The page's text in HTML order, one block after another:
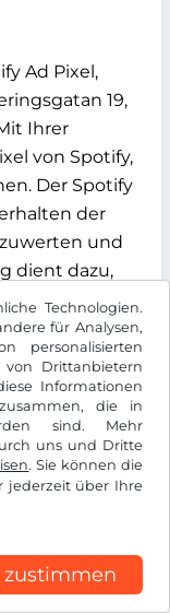
Technologien.
für Analysen,
personalisierten
Drittanbietern
Informationen
die in
sind. Mehr
uns und Dritte
. Sie können die
jederzeit über Ihre
zustimmen
Ad Pixel,
19,
Ihrer
von Spotify,
Der Spotify
der
und
dient dazu,
zu
Ihrer
a DSGVO, die
können.
mit
indem Sie
Webseite